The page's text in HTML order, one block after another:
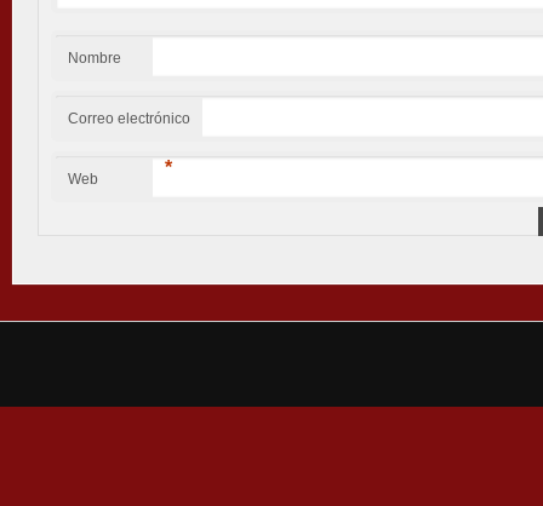
Nombre
Correo electrónico
*
Web